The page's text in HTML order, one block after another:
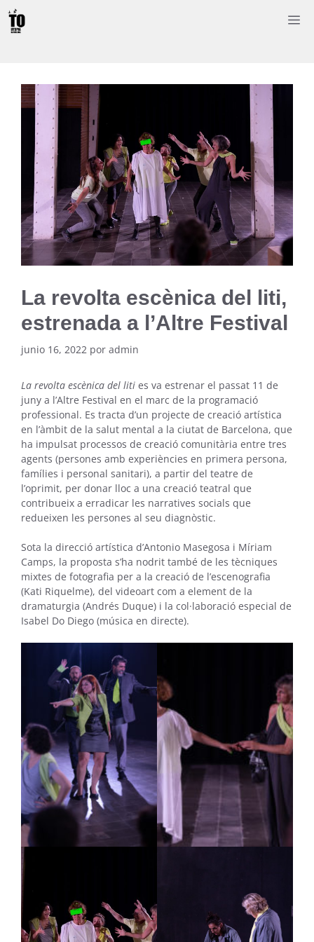
Saltar
contenido
La revolta escènica del liti,
estrenada a l’Altre Festival
junio 16, 2022 por admin
La revolta escènica del liti es va estrenar el passat 11 de
juny a l’Altre Festival en el marc de la programació
professional. Es tracta d’un projecte de creació artística
en l’àmbit de la salut mental a la ciutat de Barcelona, que
ha impulsat processos de creació comunitària entre tres
agents (persones amb experiències en primera persona,
famílies i personal sanitari), a partir del teatre de
l’oprimit, per donar lloc a una creació teatral que
contribueix a erradicar les narratives socials que
redueixen les persones al seu diagnòstic.
Sota la direcció artística d’Antonio Masegosa i Míriam
Camps, la proposta s’ha nodrit també de les tècniques
mixtes de fotografia per a la creació de l’escenografia
(Kati Riquelme), del videoart com a element de la
dramaturgia (Andrés Duque) i la col·laboració especial de
Isabel Do Diego (música en directe).